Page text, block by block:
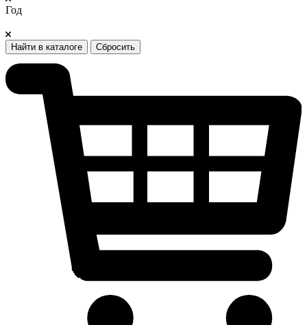
Год
Найти в каталоге Сбросить